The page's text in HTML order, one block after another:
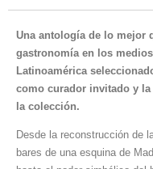
Una antología de lo mejor
gastronomía en los
Latinoamérica
como curador invitado y
la colección.
Desde la reconstrucción de
bares de una esquina de